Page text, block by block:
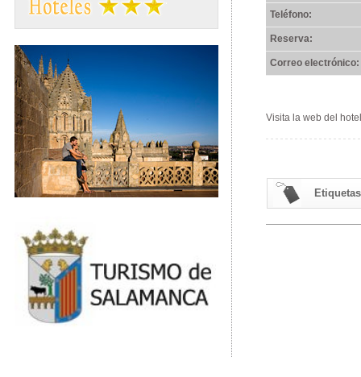
Teléfono:
Reserva:
Correo electrónico:
Visita la web del